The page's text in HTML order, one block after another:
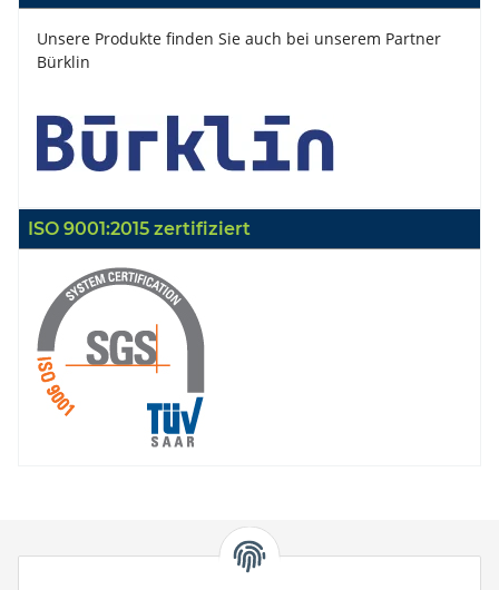
Unsere Produkte finden Sie auch bei unserem Partner
Bürklin
ISO 9001:2015 zertifiziert